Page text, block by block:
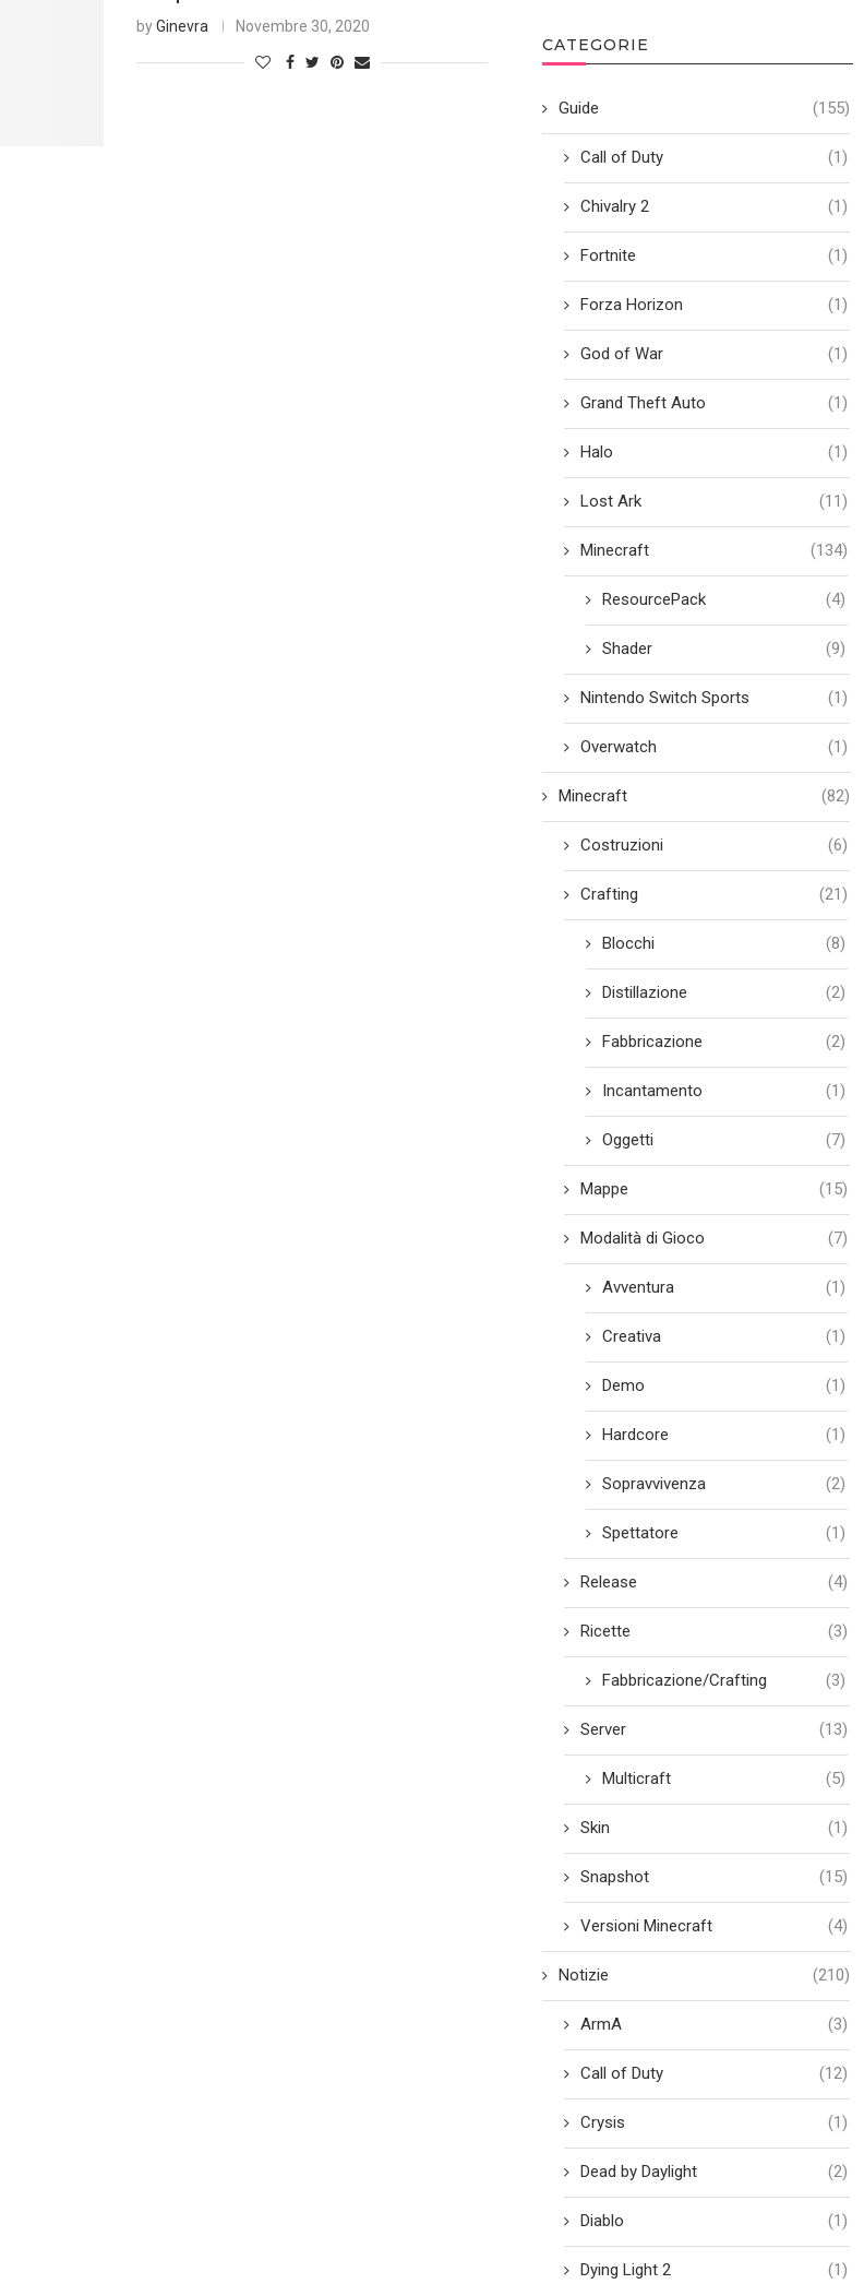
byGinevra Novembre 30, 2020
CATEGORIE
Guide (155)
Call of Duty (1)
Chivalry 2 (1)
Fortnite (1)
Forza Horizon (1)
God of War (1)
Grand Theft Auto (1)
Halo (1)
Lost Ark (11)
Minecraft (134)
ResourcePack (4)
Shader (9)
Nintendo Switch Sports (1)
Overwatch (1)
Minecraft (82)
Costruzioni (6)
Crafting (21)
Blocchi (8)
Distillazione (2)
Fabbricazione (2)
Incantamento (1)
Oggetti (7)
Mappe (15)
Modalità di Gioco (7)
Avventura (1)
Creativa (1)
Demo (1)
Hardcore (1)
Sopravvivenza (2)
Spettatore (1)
Release (4)
Ricette (3)
Fabbricazione/Crafting (3)
Server (13)
Multicraft (5)
Skin (1)
Snapshot (15)
Versioni Minecraft (4)
Notizie (210)
ArmA (3)
Call of Duty (12)
Crysis (1)
Dead by Daylight (2)
Diablo (1)
Dying Light 2 (1)